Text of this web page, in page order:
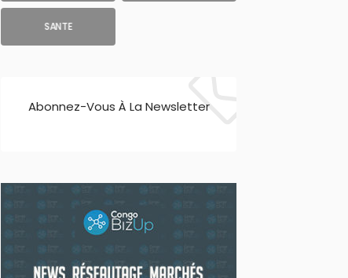
SANTE
Abonnez-Vous À La Newsletter